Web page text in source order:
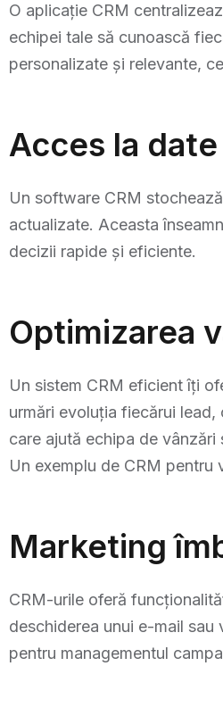
O aplicație CRM
echipei tale să cunoască
personalizate și relevante,
Acces la
Un software CRM
actualizate. Aceasta
decizii rapide și eficiente.
Optimizarea
Un sistem CRM eficient îți
urmări evoluția fiecărui
care ajută echipa de
Un exemplu de CRM pentru
Marketing
CRM-urile oferă
deschiderea unui e-mail
pentru managementul